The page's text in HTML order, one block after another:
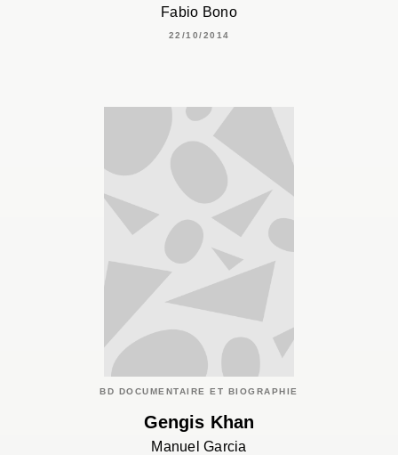
Fabio Bono
22/10/2014
BD DOCUMENTAIRE ET BIOGRAPHIE
Gengis Khan
Manuel Garcia